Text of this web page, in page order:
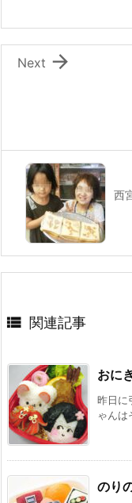
k

Next
西
 関連記事
おに
昨日に
ゃんは
のり